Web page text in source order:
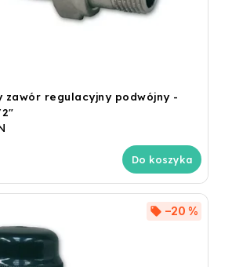
zawór regulacyjny podwójny -
Do koszyka
–20 %